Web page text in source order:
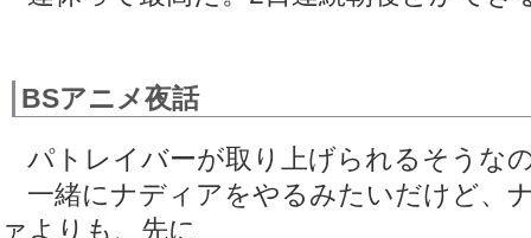
BSアニメ夜話
パトレイバーが取り上げられるそうな
一緒にナディアをやるみたいだけど、
ァよりも、先に